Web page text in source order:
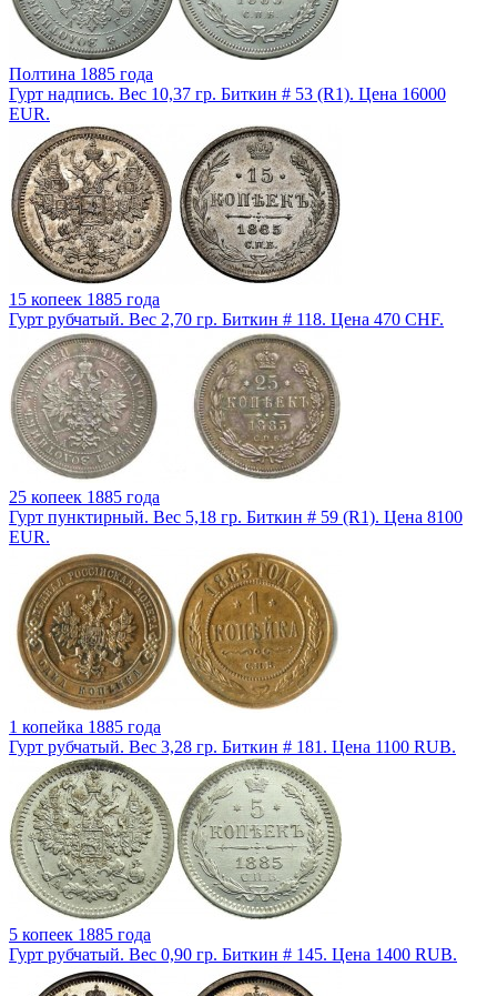
Полтина 1885 года
Гурт надпись. Вес 10,37 гр. Биткин # 53 (R1). Цена 16000
EUR.
15 копеек 1885 года
Гурт рубчатый. Вес 2,70 гр. Биткин # 118. Цена 470 CHF.
25 копеек 1885 года
Гурт пунктирный. Вес 5,18 гр. Биткин # 59 (R1). Цена 8100
EUR.
1 копейка 1885 года
Гурт рубчатый. Вес 3,28 гр. Биткин # 181. Цена 1100 RUB.
5 копеек 1885 года
Гурт рубчатый. Вес 0,90 гр. Биткин # 145. Цена 1400 RUB.